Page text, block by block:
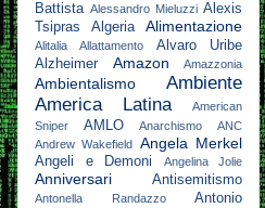
Battista Alessandro Mieluzzi Alexis
Tsipras
Algeria Alimentazione
Alitalia Allattamento
Alvaro Uribe
Alzheimer
Amazon Amazzonia
Ambientalismo
Ambiente
America Latina
American
Sniper
AMLO Anarchismo
ANC
Andrew Wakefield Angela Merkel
Angeli e Demoni Angelina Jolie
Anniversari Antisemitismo
Antonella Randazzo
Antonio